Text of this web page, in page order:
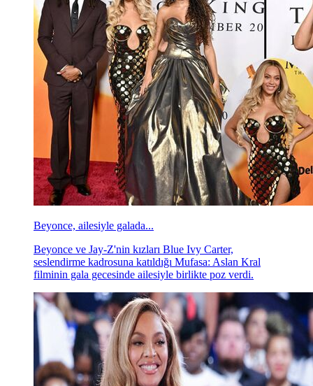
Beyonce, ailesiyle galada...
Beyonce ve Jay-Z'nin kızları Blue Ivy Carter,
seslendirme kadrosuna katıldığı Mufasa: Aslan Kral
filminin gala gecesinde ailesiyle birlikte poz verdi.